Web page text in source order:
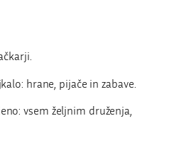
hrane, pijače in zabave.
vsem željnim druženja,